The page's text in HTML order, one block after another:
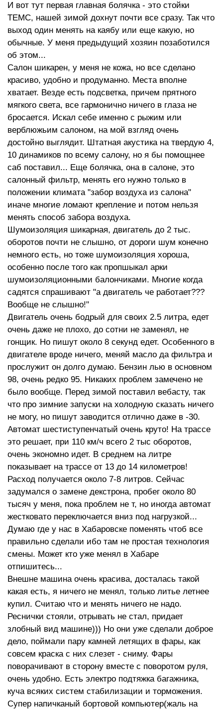
И вот тут первая главная болячка - это стойки
ТЕМС, нашей зимой дохнут почти все сразу. Так что
выход один менять на каябу или еще какую, но
обычные. У меня предыдущий хозяин позаботился
об этом...
Салон шикарен, у меня не кожа, но все сделано
красиво, удобно и продуманно. Места вполне
хватает. Везде есть подсветка, причем прятного
мягкого света, все гармонично ничего в глаза не
бросается. Искал себе именно с рыжим или
верблюжьим салоном, на мой взгляд очень
достойно выглядит. Штатная акустика на твердую 4,
10 динамиков по всему салону, но я бы помощнее
саб поставил... Еще болячка, она в салоне, это
салонный фильтр, менять его нужно только в
положении климата "забор воздуха из салона"
иначе многие ломают крепление и потом нельзя
менять способ забора воздуха.
Шумоизоляция шикарная, двигатель до 2 тыс.
оборотов почти не слышно, от дороги шум конечно
немного есть, но тоже шумоизоляция хороша,
особенно после того как пропшыкал арки
шумоизоляционными балончиками. Многие когда
садятся спрашивают "а двигатель че работает???
Вообще не слышно!"
Двигатель очень бодрый для своих 2.5 литра, едет
очень даже не плохо, до сотни не заменял, не
гонщик. Но пишут около 8 секунд едет. Особенного в
двигателе вроде ничего, меняй масло да фильтра и
прослужит он долго думаю. Бензин лью в основном
98, очень редко 95. Никаких проблем замечено не
было вообще. Перед зимой поставил вебасту, так
что про зимние запуски на холодную сказать ничего
не могу, но пишут заводится отлично даже в -30.
Автомат шестиступенчатый очень круто! На трассе
это решает, при 110 км/ч всего 2 тыс оборотов,
очень экономно идет. В среднем на литре
показывает на трассе от 13 до 14 километров!
Расход получается около 7-8 литров. Сейчас
задумался о замене декстрона, пробег около 80
тысяч у меня, пока проблем не т, но иногда автомат
жестковато переключается вниз под нагрузкой...
Думаю где у нас в Хабаровске поменять чтоб все
правильно сделали ибо там не простая технология
смены. Может кто уже менял в Хабаре
отпишитесь...
Внешне машина очень красива, досталась такой
какая есть, я ничего не менял, только литье летнее
купил. Считаю что и менять ничего не надо.
Реснички стояли, отрывать не стал, придает
злобный вид машине))) Но они уже сделали доброе
дело, поймали пару камней летящих в фары, как
совсем краска с них слезет - сниму. Фары
поворачивают в сторону вместе с поворотом руля,
очень удобно. Есть электро подтяжка багажника,
куча всяких систем стабилизации и торможения.
Супер напичканый бортовой компьютер(жаль на